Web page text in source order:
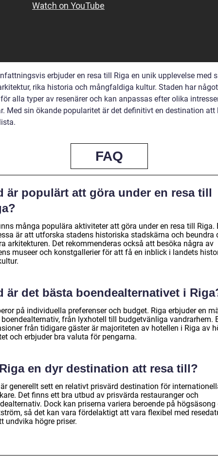
erbjuder en resa till Riga en unik upplevelse med
rika historia och mångfaldiga kultur. Staden har
alla typer av resenärer och kan anpassas efter olika
Med sin ökande popularitet är det definitivt en destination att
FAQ
är populärt att göra under en resa till
många populära aktiviteter att göra under en resa till Riga.
är att utforska stadens historiska stadskärna och beundra
arkitekturen. Det rekommenderas också att besöka några av
museer och konstgallerier för att få en inblick i landets
är det bästa boendealternativet i
på individuella preferenser och budget. Riga erbjuder en
från lyxhotell till budgetvänliga vandrarhem.
från tidigare gäster är majoriteten av hotellen i Riga av
och erbjuder bra valuta för pengarna.
en dyr destination att resa till?
generellt sett en relativt prisvärd destination för
Det finns ett bra utbud av prisvärda restauranger och
Dock kan priserna variera beroende på högsäsong
så det kan vara fördelaktigt att vara flexibel med
undvika högre priser.